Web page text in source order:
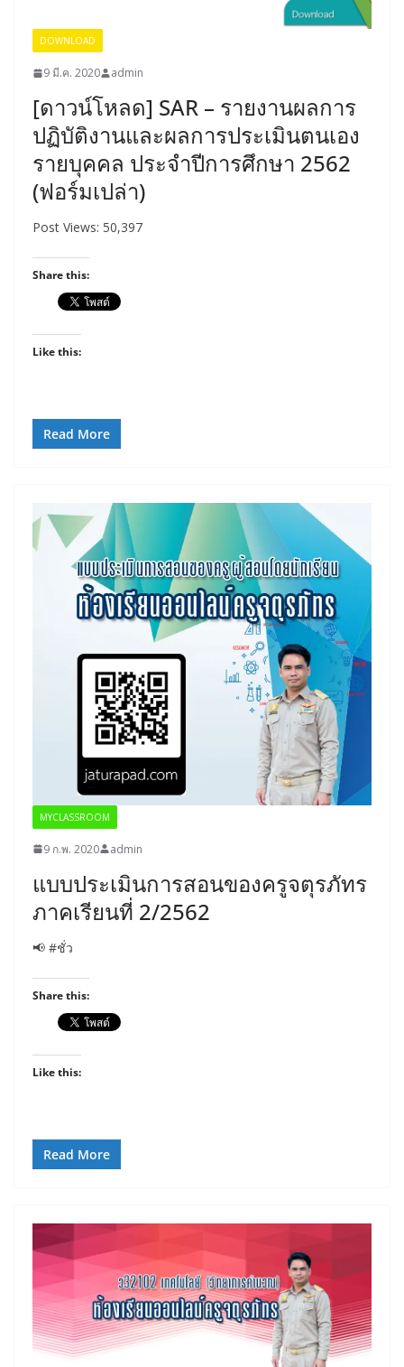
DOWNLOAD
9 มี.ค. 2020 admin
[ดาวน์โหลด] SAR – รายงานผลการ
ปฏิบัติงานและผลการประเมินตนเอง
รายบุคคล ประจำปีการศึกษา 2562
(ฟอร์มเปล่า)
Post Views: 50,397
Share this:
Like this:
Read More
MYCLASSROOM
9 ก.พ. 2020 admin
แบบประเมินการสอนของครูจตุรภัทร
ภาคเรียนที่ 2/2562
📢 #ชั่ว
Share this:
Like this:
Read More